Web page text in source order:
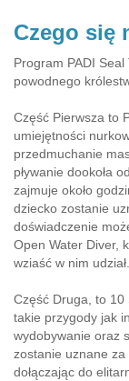
Czego się
Program PADI
powodnego
Część Pierwsza to
umiejętności
przedmuchanie
pływanie dookoła
zajmuje około
dziecko zostanie
doświadczenie
Open Water Diver,
wziaść w nim udział.
Część Druga, to 10
takie przygody jak
wydobywanie oraz
zostanie uznane za
dołączając do